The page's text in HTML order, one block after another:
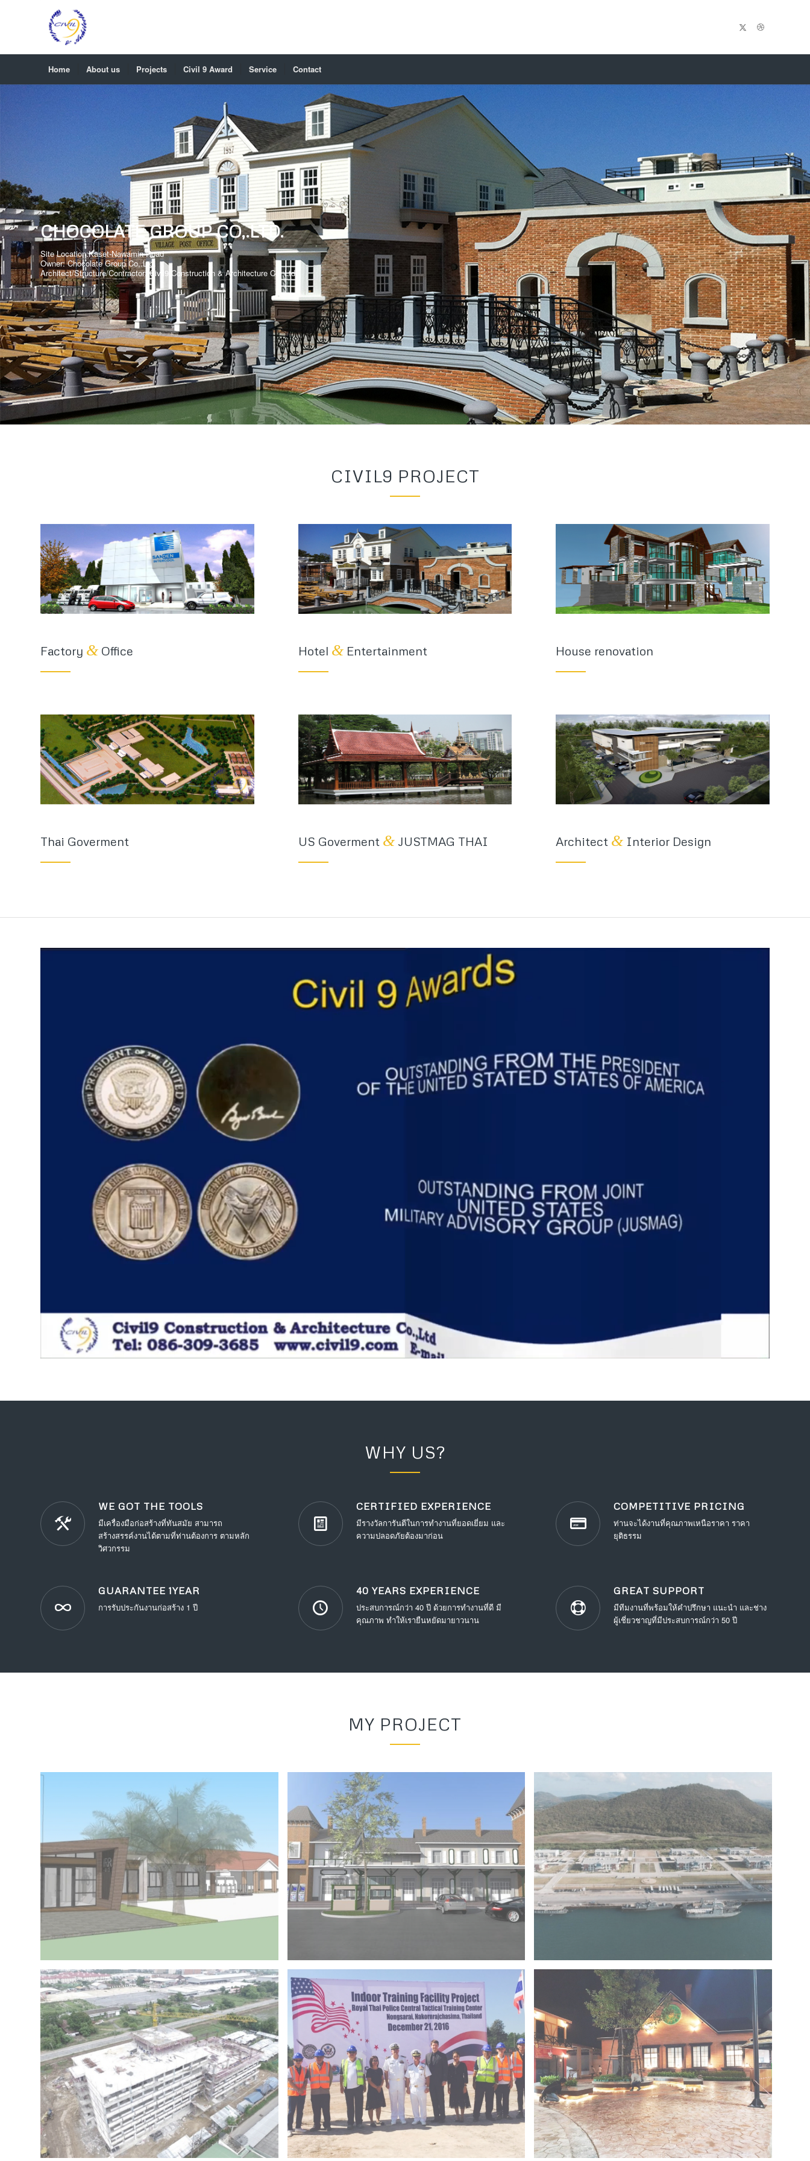
Home About us Projects Civil 9 Award Service Contact
CHOCOLATE GROUP CO,.LTD.
Site Location:Kaset-Nawamin Road
Owner: Chocolate Group Co,.Ltd.
Architect/Structure/Contractor: Civil9 Construction & Architecture Co.,Ltd.
CIVIL9 PROJECT
Factory & Office Hotel &Entertainment House renovation
Thai Goverment US Goverment &JUSTMAG THAI Architect & Interior Design
WHY US?
WE GOT THE TOOLS
มีเครื่องมือก่อสร้างที่ทันสมัย สามารถ
สร้างสรรค์งานได้ตามที่ท่านต้องการ ตามหลัก
วิศวกรรม
CERTIFIED EXPERIENCE
มีรางวัลการันตีในการทำงานที่ยอดเยี่ยม และ
ความปลอดภัยต้องมาก่อน
COMPETITIVE PRICING
ท่านจะได้งานที่คุณภาพเหนือราคา ราคา
ยุติธรรม
GUARANTEE 1YEAR
การรับประกันงานก่อสร้าง 1 ปี
40 YEARS EXPERIENCE
ประสบการณ์กว่า 40 ปี ด้วยการทำงานที่ดี มี
คุณภาพ ทำให้เรายืนหยัดมายาวนาน
GREAT SUPPORT
มีทีมงานที่พร้อมให้คำปรึกษา แนะนำ และช่าง
ผู้เชี่ยวชาญที่มีประสบการณ์กว่า 50 ปี
MY PROJECT
Project 15 – IRR OFFICE Project 14 – Bangchak khonkaen Project 13 – Multipurpose Facility